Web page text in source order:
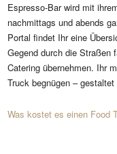
Espresso-Bar wird mit
nachmittags und abends
Portal findet Ihr eine
Gegend durch die Straßen
Catering übernehmen. Ihr
Truck begnügen –
Was kostet es einen Food